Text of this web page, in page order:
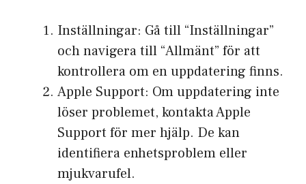
Inställningar: Gå till “Inställningar”
och navigera till “Allmänt” för att
kontrollera om en uppdatering finns.
Apple Support: Om uppdatering inte
löser problemet, kontakta Apple
Support för mer hjälp. De kan
identifiera enhetsproblem eller
mjukvarufel.